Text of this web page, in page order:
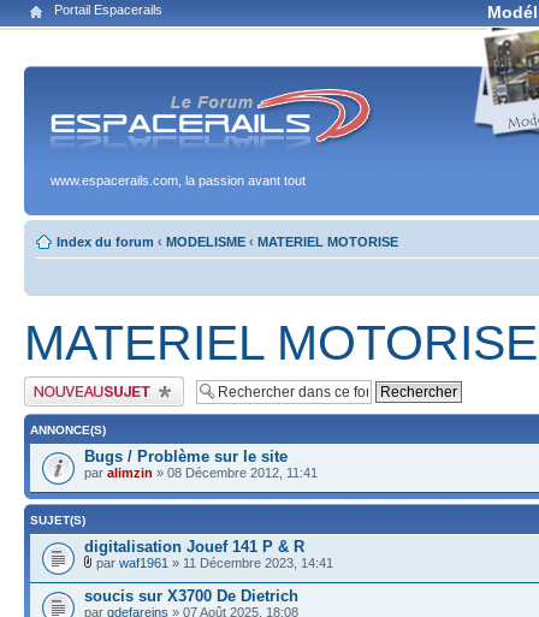
Portail Espacerails
www.espacerails.com, la passion avant tout
Index du forum ‹ MODELISME ‹ MATERIEL MOTORISE
MATERIEL MOTORISE
Publier un nouveau sujet
ANNONCE(S)
Bugs / Problème sur le site
par alimzin » 08 Décembre 2012, 11:41
SUJET(S)
digitalisation Jouef 141 P & R
par waf1961 » 11 Décembre 2023, 14:41
soucis sur X3700 De Dietrich
par gdefareins » 07 Août 2025, 18:08